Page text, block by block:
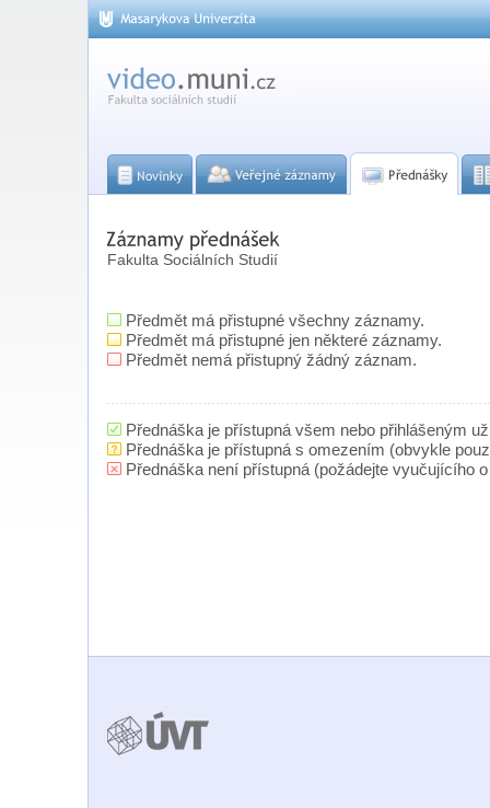
Fakulta Sociálních Studií
Předmět má přistupné všechny záznamy.
Předmět má přistupné jen některé záznamy.
Předmět nemá přistupný žádný záznam.
Přednáška je přístupná všem nebo přihlášeným
Přednáška je přístupná s omezením (obvykle
Přednáška není přístupná (požádejte vyučujícího